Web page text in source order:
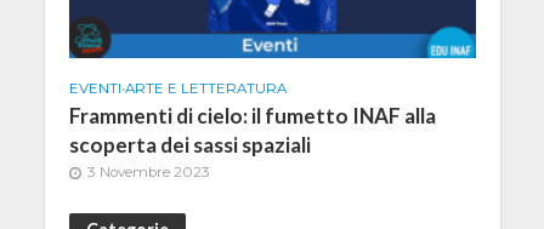
EVENTI•ARTE E LETTERATURA
Frammenti di cielo: il fumetto INAF alla
scoperta dei sassi spaziali
3 Novembre 2023